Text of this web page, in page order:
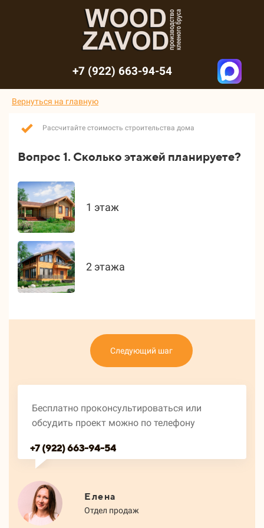
+7 (922) 663-94-54
Вернуться на главную
Рассчитайте стоимость строительства дома
Вопрос 1. Сколько этажей планируете?
1 этаж
2 этажа
Следующий шаг
Бесплатно проконсультироваться или
обсудить проект можно по телефону
+7 (922) 663-94-54
Елена
Отдел продаж